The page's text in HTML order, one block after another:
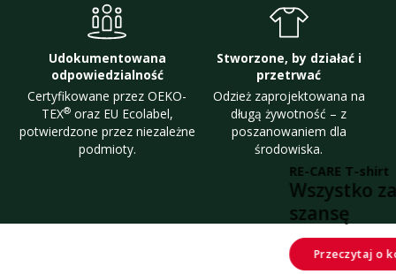
Udokumentowana
odpowiedzialność
Certyfikowane przez OEKO-
TEX®oraz EU Ecolabel,
potwierdzone przez niezależne
podmioty.
Stworzone, by działać i
przetrwać
Odzież zaprojektowana na
długą żywotność – z
poszanowaniem dla
środowiska.